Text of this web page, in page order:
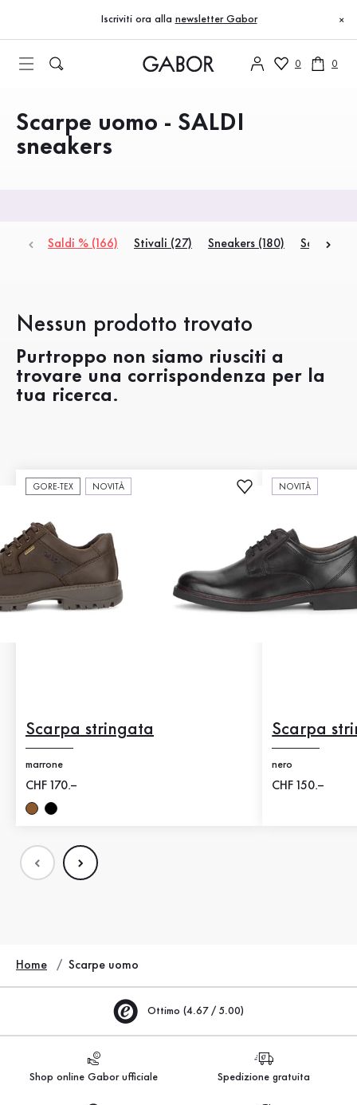
Vai al contenuto principale
Vai alla navigazione principale
Iscriviti ora alla newsletter Gabor ×
0 0
Prodotti
Scarpe uomo - SALDI
sneakers
Saldi % (166) Stivali (27) Sneakers (180) Scarpe
Nessun prodotto trovato
Purtroppo non siamo riusciti a
trovare una corrispondenza per la
tua ricerca.
GORE-TEX NOVITÀ
Scarpa stringata
marrone
Nuovo prezzo
CHF 170.–
NOVITÀ
Scarpa
nero
Nuovo prezzo
CHF 150.–
Home Scarpe uomo
Ottimo (4.67 / 5.00)
Shop online Gabor ufficiale Spedizione gratuita